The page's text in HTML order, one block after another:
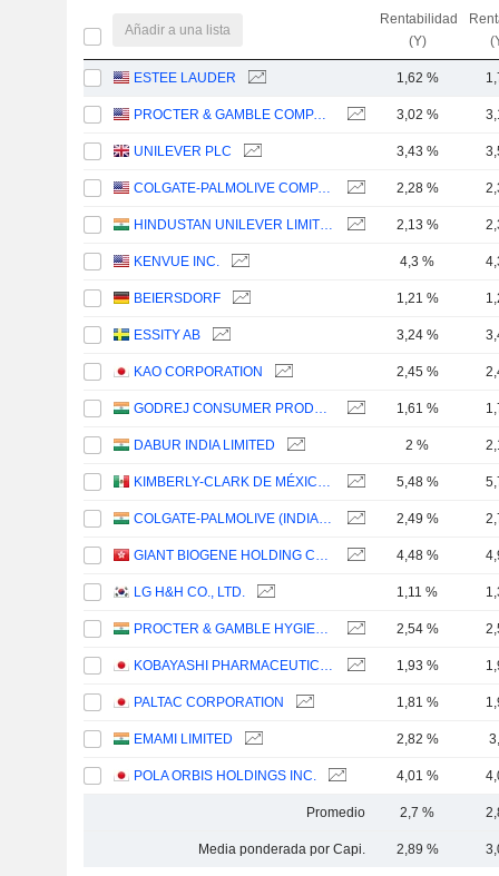
Añadir a una lista
Rentabilidad
(Y)
ESTEE LAUDER 1,62 %
PROCTER & GAMBLE COMPANY 3,02 %
UNILEVER PLC 3,43 %
COLGATE-PALMOLIVE COMPANY 2,28 %
HINDUSTAN UNILEVER LIMITED 2,13 %
KENVUE INC. 4,3 %
BEIERSDORF 1,21 %
ESSITY AB 3,24 %
KAO CORPORATION 2,45 %
GODREJ CONSUMER PRODUCTS LIMITED 1,61 %
DABUR INDIA LIMITED 2 %
KIMBERLY-CLARK DE MÉXICO, S. A. B. DE C. V. 5,48 %
COLGATE-PALMOLIVE (INDIA) LIMITED 2,49 %
GIANT BIOGENE HOLDING CO., LTD. 4,48 %
LG H&H CO., LTD. 1,11 %
PROCTER & GAMBLE HYGIENE AND HEALTH CARE LIMITED 2,54 %
KOBAYASHI PHARMACEUTICAL CO., LTD. 1,93 %
PALTAC CORPORATION 1,81 %
EMAMI LIMITED 2,82 %
POLA ORBIS HOLDINGS INC. 4,01 %
Promedio 2,7 %
Media ponderada por Capi. 2,89 %